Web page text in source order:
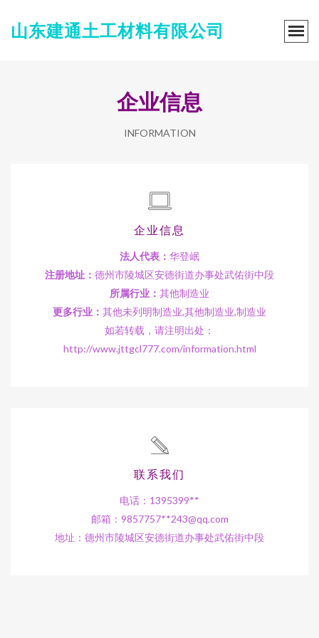
山东建通土工材料有限公司
企业信息
INFORMATION
企业信息
法人代表： 华登岷
注册地址： 德州市陵城区安德街道办事处武佑街中段
所属行业： 其他制造业
更多行业： 其他未列明制造业,其他制造业,制造业
如若转载，请注明出处：
http://www.jttgcl777.com/information.html
联系我们
电话：1395399**
邮箱：9857757**243@qq.com
地址：德州市陵城区安德街道办事处武佑街中段